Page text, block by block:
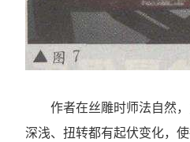
作者在丝雕时师法自然
深浅、扭转都有起伏变化，